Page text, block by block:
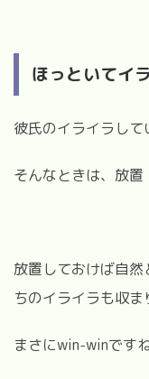
ほっといてイ
彼氏のイライラして
そんなときは、放置
放置しておけば自
ちのイライラも収ま
まさにwin-winですね